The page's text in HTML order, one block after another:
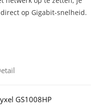
op Gigabit-snelheid.
GS1008HP